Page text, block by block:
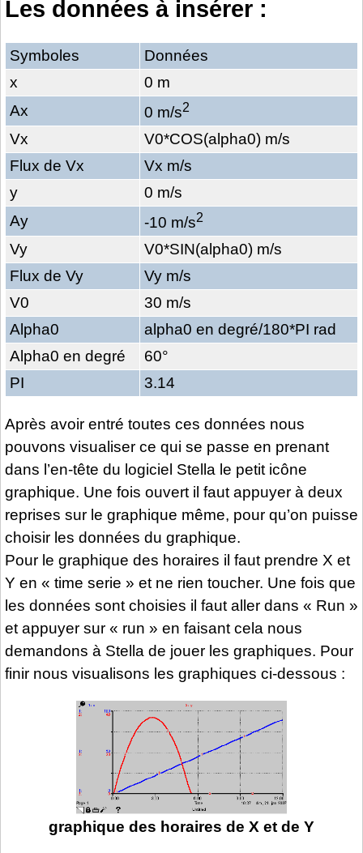
Les données à insérer :
Symboles
Données
x
0 m
Ax
0 m/s2
Vx
V0*COS(alpha0) m/s
Flux de Vx
Vx m/s
y
0 m/s
Ay
-10 m/s2
Vy
V0*SIN(alpha0) m/s
Flux de Vy
Vy m/s
V0
30 m/s
Alpha0
alpha0 en degré/180*PI rad
Alpha0 en degré
60°
PI
3.14
Après avoir entré toutes ces données nous
pouvons visualiser ce qui se passe en prenant
dans l’en-tête du logiciel Stella le petit icône
graphique. Une fois ouvert il faut appuyer à deux
reprises sur le graphique même, pour qu’on puisse
choisir les données du graphique.
Pour le graphique des horaires il faut prendre X et
Y en « time serie » et ne rien toucher. Une fois que
les données sont choisies il faut aller dans « Run »
et appuyer sur « run » en faisant cela nous
demandons à Stella de jouer les graphiques. Pour
finir nous visualisons les graphiques ci-dessous :
graphique des horaires de X et de Y